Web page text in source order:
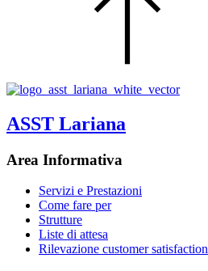
ASST Lariana
Area Informativa
Servizi e Prestazioni
Come fare per
Strutture
Liste di attesa
Rilevazione customer satisfaction